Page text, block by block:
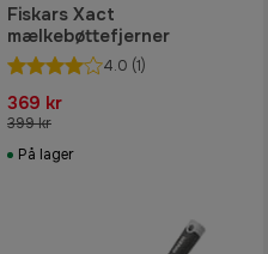
Fiskars Xact
mælkebøttefjerner
4.0 (1)
369 kr
399 kr
På lager